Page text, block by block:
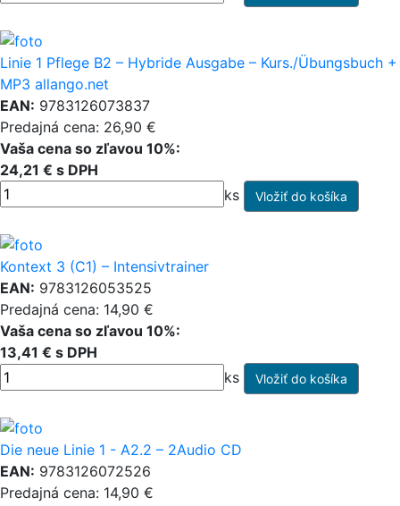
Linie 1 Pflege B2 – Hybride Ausgabe – Kurs./Übungsbuch +
MP3 allango.net
EAN: 9783126073837
Predajná cena: 26,90 €
Vaša cena so zľavou 10%:
24,21 € s DPH
ks
Kontext 3 (C1) – Intensivtrainer
EAN: 9783126053525
Predajná cena: 14,90 €
Vaša cena so zľavou 10%:
13,41 € s DPH
ks
Die neue Linie 1 - A2.2 – 2Audio CD
EAN: 9783126072526
Predajná cena: 14,90 €